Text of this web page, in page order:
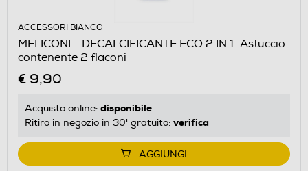
ACCESSORI BIANCO
MELICONI - DECALCIFICANTE ECO 2 IN 1-Astuccio
contenente 2 flaconi
€ 9,90
Acquisto online: disponibile
Ritiro in negozio in 30' gratuito: verifica
AGGIUNGI